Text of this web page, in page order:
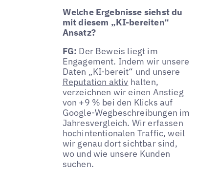
Welche Ergebnisse siehst du
mit diesem „KI-bereiten“
Ansatz?
FG: Der Beweis liegt im
Engagement. Indem wir unsere
Daten „KI-bereit“ und unsere
Reputation aktiv halten,
verzeichnen wir einen Anstieg
von +9 % bei den Klicks auf
Google-Wegbeschreibungen im
Jahresvergleich. Wir erfassen
hochintentionalen Traffic, weil
wir genau dort sichtbar sind,
wo und wie unsere Kunden
suchen.